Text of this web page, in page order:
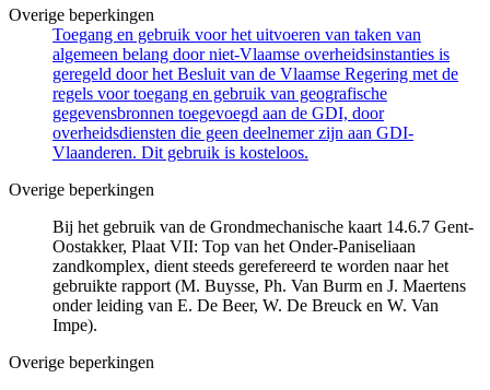
Overige beperkingen
Toegang en gebruik voor het uitvoeren van taken van
algemeen belang door niet-Vlaamse overheidsinstanties is
geregeld door het Besluit van de Vlaamse Regering met de
regels voor toegang en gebruik van geografische
gegevensbronnen toegevoegd aan de GDI, door
overheidsdiensten die geen deelnemer zijn aan GDI-
Vlaanderen. Dit gebruik is kosteloos.
Overige beperkingen
Bij het gebruik van de Grondmechanische kaart 14.6.7 Gent-
Oostakker, Plaat VII: Top van het Onder-Paniseliaan
zandkomplex, dient steeds gerefereerd te worden naar het
gebruikte rapport (M. Buysse, Ph. Van Burm en J. Maertens
onder leiding van E. De Beer, W. De Breuck en W. Van
Impe).
Overige beperkingen